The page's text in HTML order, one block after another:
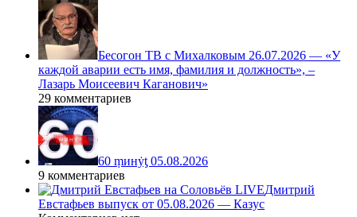
Бесогон ТВ с Михалковым 26.07.2026 — «У
каждой аварии есть имя, фамилия и должность», –
Лазарь Моисеевич Каганович»
29 комментариев
60 ṃинẏƫ 05.08.2026
9 комментариев
Дмитрий
Евстафьев выпуск от 05.08.2026 — Казус